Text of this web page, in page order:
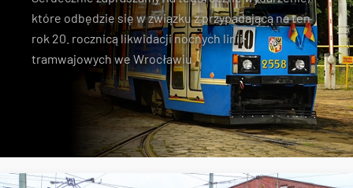
które odbędzie się w związku z przypadającą na ten
rok 20. rocznicą likwidacji nocnych linii
tramwajowych we Wrocławiu.